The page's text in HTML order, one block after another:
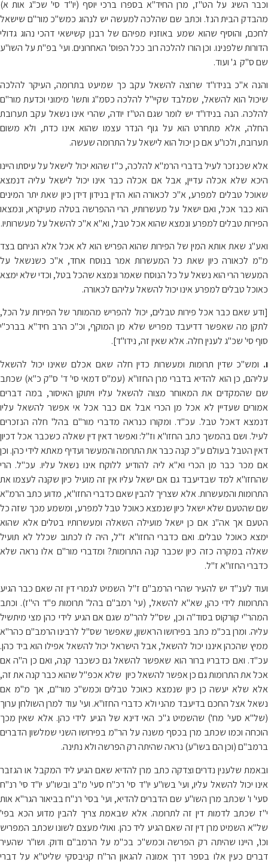
וכבר השיג על הט"ז, מרן החיד"א בספרו ברכי יוסף (יו"ד סי' שכ"ג אות א)
מהבדק הבית הנז'. וכתב שם שהלכה למעשה יש לנהוג כמש"כ מור"ם שישאל
לחכם, והוסיף שהוא שמע באוזניו מפיהם של רבנן קשישאי דהכי נהוג גדולי
הדורות שלפנינו. וכן הורו להלכה רוב ככל הפוס' האחרונים. ועי' בפ"ת על השו"ע
שם ס"ק ג' ועוד.
והנה א"כ בנידו"ד שרוצה להשאל עקב כך שמיעט בתרומה, העיקר להלכה
שיכול הוא להשאל, שמלבד שקיי"ל להלכה כסמ"ג ותשו' מימוני וכדעת מור"ם
להלכה. הנה בנידו"ד יש לומר שגם הט"ז יודה, שהרי אינו נשאל עקב תערובת
החלה, אלא מתחרט הוא על גוף הנדר עצמו שהוא אינו כדת, ולא משום
תערובת, ולכו"ע אם כן יכול הוא לישאל על התרומה שעשה.
אלא שכנזכר לעיל בדברי הרמ"א להלכה, כ"ז שהוא יכול לישאל על עיסתו היינו
היכא שלא אכלה עדיין, אבל אם אכלה כבר אינו יכול לישאל עליה דנמצא
שאוכל טבלים למפרע, א"כ לכאורה הוא הדין בנידון דידן כיון שאת יתר המינים
הוא כבר אכל, ואם ישאל על מעשרותיו, הרי ההפרשה בטלה מעיקרא, ונמצאו
הפירות טבלים למפרע ונמצא שהוא אכל טבל, וא"א א"כ להשאל על מעשרותיו.
ואע"ג שאת אותא המין של הפירות שהוא הפריש הוא לא אכל אלא הניחם בצד
מ"מ לכאורה כיון שאת כל המעשרות אמר בנוסח אחד, א"כ כשנשאל על
המעשר הרי הוא נשאל על כל הנוסח שאמר ונמצא שהכל בטל, וכדי שלא ימצא
כאוכל טבלים למפרע אינו יכול להשאל עליהם לכאורה.
[ודע שאם כבר אכל פירות טבלים, יכול להפריש מהמותר של הפירות על הכל,
לתקן מה שאפשר דדיעבד מפריש שלא מן המוקף, וכ"כ הרב חיד"א בברכ"י
סוף סי' שכ"ג לענין חלה. אלא שאין זה, נידו"ד].
ו. ומש"כ שדין תרומות ומעשרות כדין חלה שאם אכלם שאינו יכול להשאל
עליהם, כן הוא להדיא בדברי מרן החזו"א (עמ"ס דמאי סי' ד' ס"ק כ"א) שכתב
שם שהמקדים את המאוחר מצוה להשאל עליו ויתוקן האיסור, במה דברים
אמורים שעדיין לא אכל מן הכרי אבל אם כבר אכל אי אפשר להשאל עליו
דנמצא דאכל טבל. עכ"ד. ומקורו כנראה מדברי מור"ם בהל' חלה הנזכרים
לעיל. ושם בהמשך כתב החזו"א וז"ל: ואפשר דאין דין שאלה כשכבר אכל דכיון
דאין הטבל בעולם ע"כ קנה כבר את התרומה והמעשר ועדיף מאתא לידי כהן. וכן
אם מכר כבר מן הכרי וא"א ליה להודיע ללוקח אינו נשאל עליו. עכ"ל. הרי
שהחזו"א למד שבדיעבד גם אם ישאל עליו אין זה מועיל כיון שקנה לעצמו את
התרומות והמעשרות. אלא שצריך להבין שאם כדברי החזו"א, מדוע כתב הרמ"א
שם שהטעם שלא ישאל כיון שנמצא כאוכל טבל למפרע, ומשמע מכך שזה כל
הטעם אך אה"נ אם כן ישאל מועילה השאלה ומעשרותיו בטלים אלא שהוא
ימצא כאוכל טבלים. ואם כדברי החזו"א ז"ל, היה לו לכתוב שכלל לא תועיל
שאלה במקרה כזה כיון שכבר קנה התרומות? ומדברי מור"ם אלו נראה שלא
כדברי החזו"א ז"ל.
ועוד לענ"ד יש להעיר שהרי הרמב"ם ז"ל השמיט לגמרי דין זה שאם כבר הגיע
התרומות לידי כהן, שא"א להשאל, (עי' רמב"ם בהל' תרומות פ"ד הי"ז). וכתב
המהר"י קורקוס בסוד"ה וכן, שס"ל להר"מ שגם אם הגיע לידי כהן מצי מיתשיל
עליה. ומרן בכ"מ כתב בפירושו הראשון, שאפשר שס"ל לרבינו הרמב"ם כהר"א
ממיץ שהכהן איננו יכול להשאל, אבל הישראל יכול להשאל אפילו הוא ביד כהן.
עכ"ד. ואם כדבריו ברור הוא שאפשר להשאל גם כשכבר קנה, ואם כן ה"ה אם
אכל את התרומות גם כן אפשר להשאל כיון שלא אכפ"ל שהוא כבר קנה את זה,
אלא שלא יעשה כן כיון שנמצא כאוכל טבלים וכמש"כ מור"ם, אך מ"מ אם
נשאל אצל החכם בדיעבד מהני ולא כדברי החזו"א. ועי' עוד למרן השולחן ערוך
(של"א סעי' מח') שהשמיט ג"כ האי דינא של הגיע לידי כהן. אלא שאין מכך
הוכחה וכמו שכתב מרן בכסף משנה על הר"מ בפירושו השני שמלשון הדברים
ברמב"ם (וכן הם בשו"ע) נראה שהיתה רק הפרשה ולא נתינה.
ובאמת שלענין נדרים וצדקה כתב מרן להדיא שאם הגיע ליד המקבל או הגזבר
אינו יכול להשאל עליו, ועי' בשו"ע יו"ד סי' רכ"ח סעי' מ"ב ובשו"ע יו"ד סי' רנ"ח
סעי' ו' שכתב מרן השו"ע שם הדברים להדיא, ועי' בסי' רנ"ח בביאור הגר"א אות
י"ז שכתב לדמות דין זה לתרומה. אלא שבאמת צריך להבין מדוע הכא בפי'
של"א השמיט מרן דין זה שאם הגיע ליד כהן. ואולי מעצם לשונו שכתב המפריש
וכו', היינו שהיתה רק הפרשה וכמש"כ בכ"מ על הרמב"ם ודוק. ושו"ר שהעיר
דברים כעין אלו בספר דרך אמונה להגאון הר"ח קניבסקי שליט"א על דברי